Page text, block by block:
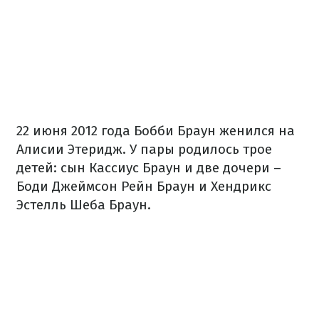
22 июня 2012 года Бобби Браун женился на
Алисии Этеридж. У пары родилось трое
детей: сын Кассиус Браун и две дочери –
Боди Джеймсон Рейн Браун и Хендрикс
Эстелль Шеба Браун.